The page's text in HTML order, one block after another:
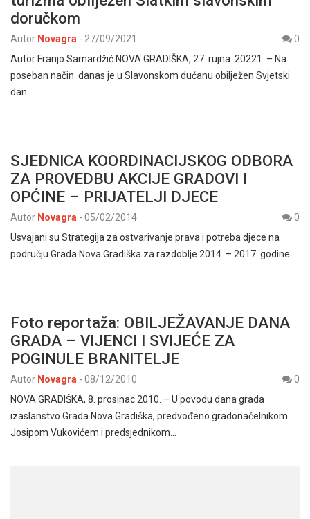
doručkom
Autor Novagra - 27/09/2021
0
Autor Franjo Samardžić NOVA GRADIŠKA, 27. rujna 20221. – Na
poseban način danas je u Slavonskom dućanu obilježen Svjetski
dan…
SJEDNICA KOORDINACIJSKOG ODBORA
ZA PROVEDBU AKCIJE GRADOVI I
OPĆINE – PRIJATELJI DJECE
Autor Novagra - 05/02/2014
0
Usvajani su Strategija za ostvarivanje prava i potreba djece na
području Grada Nova Gradiška za razdoblje 2014. – 2017. godine…
Foto reportaža: OBILJEŽAVANJE DANA
GRADA – VIJENCI I SVIJEĆE ZA
POGINULE BRANITELJE
Autor Novagra - 08/12/2010
0
NOVA GRADIŠKA, 8. prosinac 2010. – U povodu dana grada
izaslanstvo Grada Nova Gradiška, predvođeno gradonačelnikom
Josipom Vukovićem i predsjednikom…